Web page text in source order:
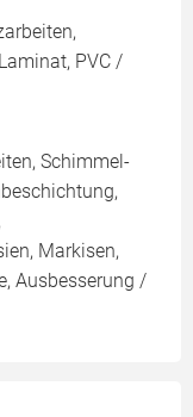
PVC /
Schimmel-
Markisen,
Ausbesserung /